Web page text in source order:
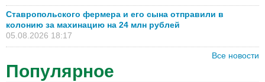
Ставропольского фермера и его сына отправили в
колонию за махинацию на 24 млн рублей
05.08.2026 18:17
Все новости
Популярное